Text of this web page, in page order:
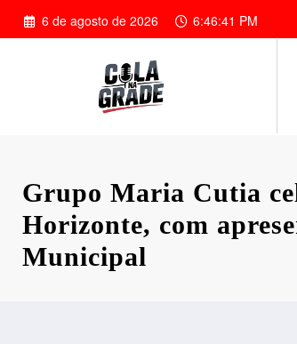
Pular
para
6 de agosto de 2026 6:46:42 PM
Grupo Maria Cutia
Horizonte, com
Municipal